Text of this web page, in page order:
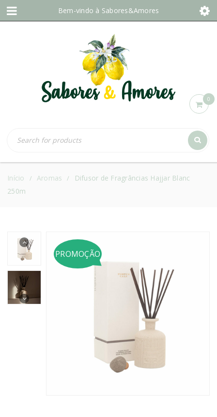
Bem-vindo à Sabores&Amores
0
Início / Aromas /
Difusor de Fragrâncias Hajjar Blanc
250m
PROMOÇÃO